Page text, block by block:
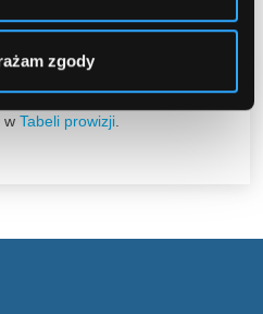
zgody
tego produktu nie będą
kodów ze stron.
pozostałych produktów
w Tabeli prowizji.